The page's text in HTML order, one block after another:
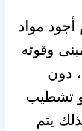
أجود مواد
وقوته
دون
و تشطيب
يتم